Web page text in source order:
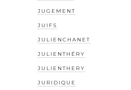
JUGEMENT
JUIFS
JULIENCHANET
JULIENTHÉRY
JULIENTHERY
JURIDIQUE